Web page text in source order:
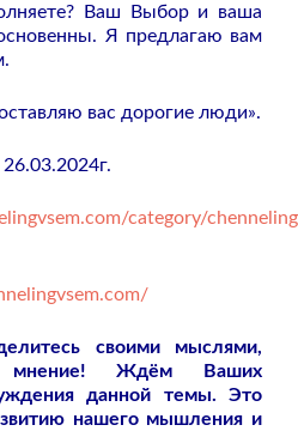
Ваш Выбор и ваша
Я предлагаю вам
вас дорогие люди».
category/
своими мыслями,
мнение! Ждём Ваших
данной темы. Это
нашего мышления и